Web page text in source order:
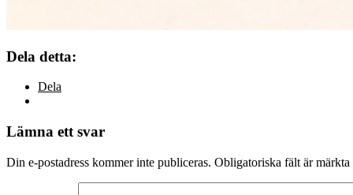
Dela detta:
Dela
Lämna ett svar
Din e-postadress kommer inte publiceras. Obligatoriska fält är märkta